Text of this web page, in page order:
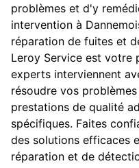
problèmes et d'y
intervention à
réparation de fuites et
Leroy Service est votre
experts interviennent
résoudre vos
prestations de qualité
spécifiques. Faites
des solutions efficaces
réparation et de